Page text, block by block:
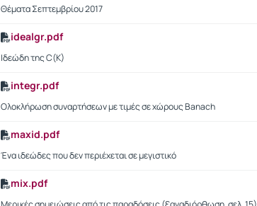
Θέματα Σεπτεμβρίου 2017
idealgr.pdf
Ιδεώδη της C(K)
integr.pdf
Ολοκλήρωση συναρτήσεων με τιμές σε χώρους Banach
maxid.pdf
Ένα ιδεώδες που δεν περιέχεται σε μεγιστικό
mix.pdf